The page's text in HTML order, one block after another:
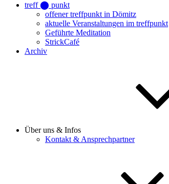
treff ⬤ punkt
offener treffpunkt in Dömitz
aktuelle Veranstaltungen im treffpunkt
Geführte Meditation
StrickCafé
Archiv
Über uns & Infos
Kontakt & Ansprechpartner